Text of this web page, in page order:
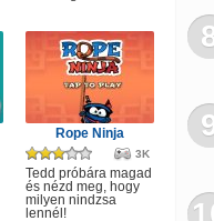
Rope Ninja
3K
Tedd próbára magad
és nézd meg, hogy
milyen nindzsa
lennél!